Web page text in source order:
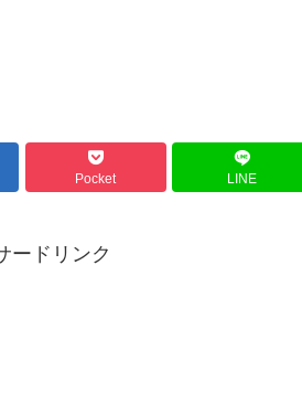
Pocket LINE
ードリンク